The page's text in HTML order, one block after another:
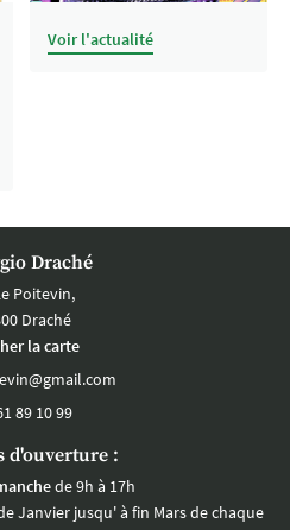
Voir l'actualité
Draché
Poitevin,
Draché
la carte
89 10 99
d'ouverture :
de 9h à 17h
Janvier jusqu' à fin Mars de chaque